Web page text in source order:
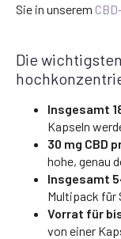
Sie in unserem
Die
Insgesamt
Kapseln
30 mg CBD
hohe, genau
Insgesamt
Multipack für
Vorrat für
von einer